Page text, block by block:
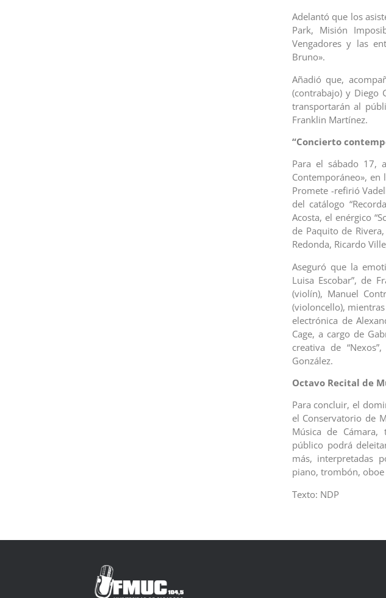
Adelantó que los
Park, Misión
Vengadores y las
Bruno».
Añadió que,
(contrabajo) y Diego
transportarán al
Franklin Martínez.
“Concierto
Para el sábado 17,
Contemporáneo», en
Promete -refirió
del catálogo
Acosta, el enérgico
de Paquito de
Redonda, Ricardo
Aseguró que la
Luisa Escobar”, de
(violín), Manuel
(violoncello),
electrónica de
Cage, a cargo de
creativa de
González.
Octavo Recital de
Para concluir, el
el Conservatorio de
Música de Cámara,
público podrá
más, interpretadas
piano, trombón,
Texto: NDP